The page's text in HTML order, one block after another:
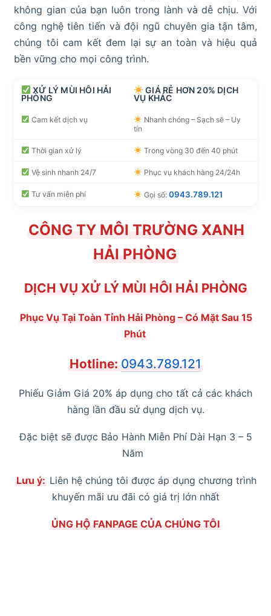
không gian của bạn luôn trong lành và dễ chịu. Với
công nghệ tiên tiến và đội ngũ chuyên gia tận tâm,
chúng tôi cam kết đem lại sự an toàn và hiệu quả
bền vững cho mọi công trình.
XỬ LÝ MÙI HÔI HẢI
PHÒNG
GIÁ RẺ HƠN 20% DỊCH
VỤ KHÁC
Cam kết dịch vụ
Nhanh chóng – Sạch sẽ – Uy
tín
Thời gian xử lý Trong vòng 30 đến 40 phút
Vệ sinh nhanh 24/7 Phục vụ khách hàng 24/24h
Tư vấn miễn phí Gọi số: 0943.789.121
CÔNG TY MÔI TRƯỜNG XANH
HẢI PHÒNG
DỊCH VỤ XỬ LÝ MÙI HÔI HẢI PHÒNG
Phục Vụ Tại Toàn Tỉnh Hải Phòng – Có Mặt Sau 15
Phút
Hotline: 0943.789.121
Phiếu Giảm Giá 20% áp dụng cho tất cả các khách
hàng lần đầu sử dụng dịch vụ.
Đặc biệt sẽ được Bảo Hành Miễn Phí Dài Hạn 3 – 5
Năm
Lưu ý: Liên hệ chúng tôi được áp dụng chương trình
khuyến mãi ưu đãi có giá trị lớn nhất
ỦNG HỘ FANPAGE CỦA CHÚNG TÔI